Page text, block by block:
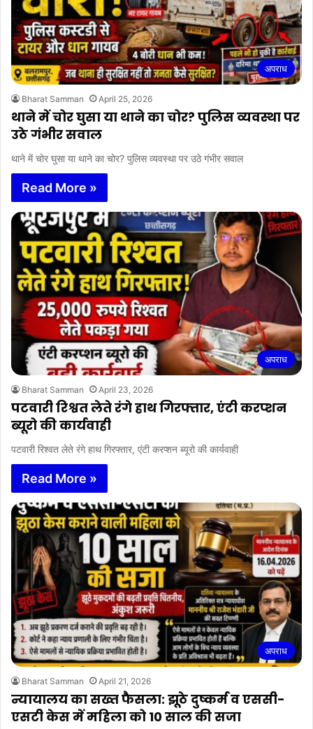
अपराध
Bharat Samman April 25, 2026
थाने में चोर घुसा या थाने का चोर? पुलिस व्यवस्था पर
उठे गंभीर सवाल
थाने में चोर घुसा या थाने का चोर? पुलिस व्यवस्था पर उठे गंभीर सवाल
Read More »
अपराध
Bharat Samman April 23, 2026
पटवारी रिश्वत लेते रंगे हाथ गिरफ्तार, एंटी करप्शन
ब्यूरो की कार्यवाही
पटवारी रिश्वत लेते रंगे हाथ गिरफ्तार, एंटी करप्शन ब्यूरो की कार्यवाही
Read More »
अपराध
Bharat Samman April 21, 2026
न्यायालय का सख्त फैसला: झूठे दुष्कर्म व एससी-
एसटी केस में महिला को 10 साल की सजा